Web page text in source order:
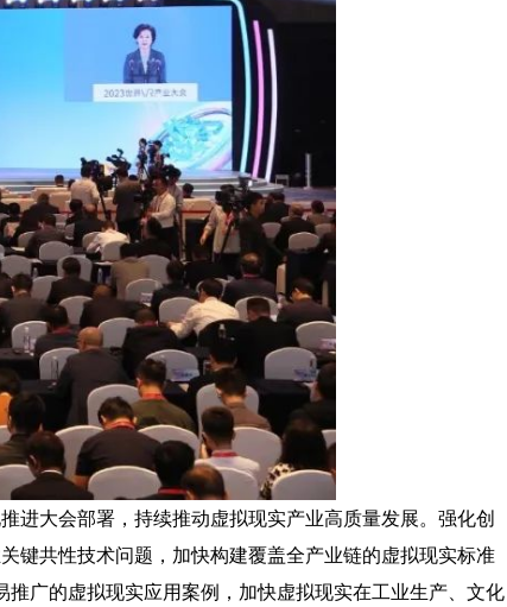
进大会部署，持续推动虚拟现实产业高质量发展。强化创
键共性技术问题，加快构建覆盖全产业链的虚拟现实标准
广的虚拟现实应用案例，加快虚拟现实在工业生产、文化